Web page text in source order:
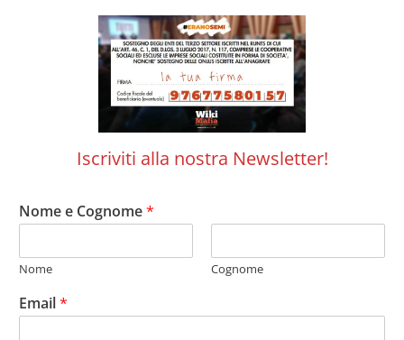
Iscriviti alla nostra Newsletter!
Nome e Cognome*
Nome Cognome
Email*